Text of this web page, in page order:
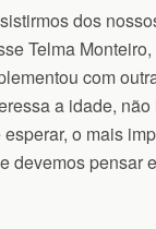
dos
Telma
com
a idade,
o mais
devemos pensar